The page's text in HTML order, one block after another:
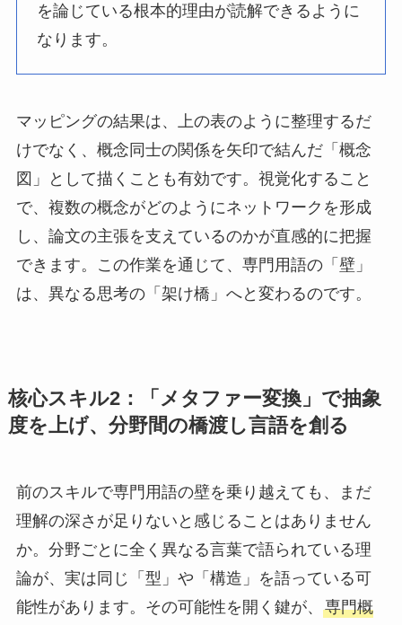
を論じている根本的理由が読解できるように
なります。
マッピングの結果は、上の表のように整理するだ
けでなく、概念同士の関係を矢印で結んだ「概念
図」として描くことも有効です。視覚化すること
で、複数の概念がどのようにネットワークを形成
し、論文の主張を支えているのかが直感的に把握
できます。この作業を通じて、専門用語の「壁」
は、異なる思考の「架け橋」へと変わるのです。
核心スキル2：「メタファー変換」で抽象
度を上げ、分野間の橋渡し言語を創る
前のスキルで専門用語の壁を乗り越えても、まだ
理解の深さが足りないと感じることはありません
か。分野ごとに全く異なる言葉で語られている理
論が、実は同じ「型」や「構造」を語っている可
能性があります。その可能性を開く鍵が、 専門概